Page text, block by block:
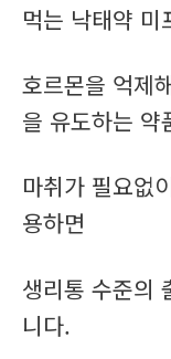
먹는 낙태약 미
호르몬을 억제
을 유도하는 약
마취가 필요없
용하면
생리통 수준의
니다.